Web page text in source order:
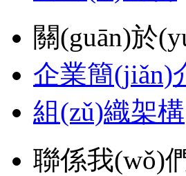
關(guān)於
企業簡(jiǎn)
組(zǔ)織架構
聯係我(wǒ)